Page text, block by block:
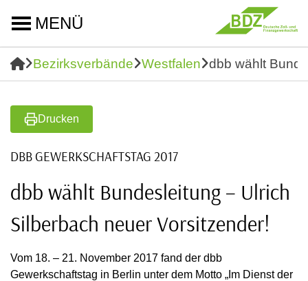
MENÜ
Bezirksverbände Westfalen dbb wählt
Drucken
DBB GEWERKSCHAFTSTAG 2017
dbb wählt Bundesleitung – Ulrich
Silberbach neuer Vorsitzender!
Vom 18. – 21. November 2017 fand der dbb
Gewerkschaftstag in Berlin unter dem Motto „Im Dienst der